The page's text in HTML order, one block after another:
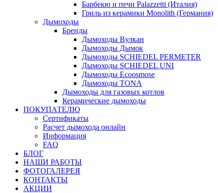
Барбекю и печи Palazzetti (Италия)
Гриль из керамики Monolith (Германия)
Дымоходы
Бренды
Дымоходы Вулкан
Дымоходы Дымок
Дымоходы SCHIEDEL PERMETER
Дымоходы SCHIEDEL UNI
Дымоходы Ecoosmose
Дымоходы TONA
Дымоходы для газовых котлов
Керамические дымоходы
ПОКУПАТЕЛЮ
Сертификаты
Расчет дымохода онлайн
Информация
FAQ
БЛОГ
НАШИ РАБОТЫ
ФОТОГАЛЕРЕЯ
КОНТАКТЫ
АКЦИИ